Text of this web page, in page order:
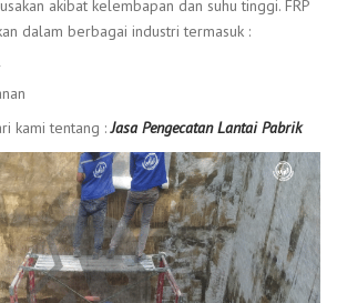
akibat kelembapan dan suhu tinggi. FRP
dalam berbagai industri termasuk :
kami tentang :Jasa Pengecatan Lantai Pabrik